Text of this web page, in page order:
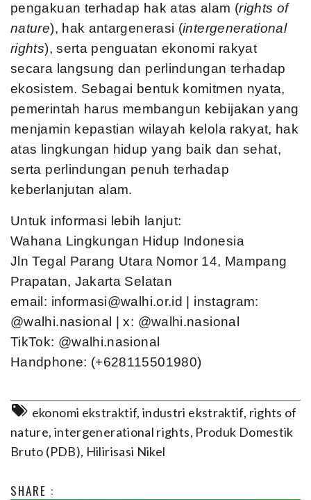
pengakuan terhadap hak atas alam (rights of
nature), hak antargenerasi (intergenerational
rights), serta penguatan ekonomi rakyat
secara langsung dan perlindungan terhadap
ekosistem. Sebagai bentuk komitmen nyata,
pemerintah harus membangun kebijakan yang
menjamin kepastian wilayah kelola rakyat, hak
atas lingkungan hidup yang baik dan sehat,
serta perlindungan penuh terhadap
keberlanjutan alam.
Untuk informasi lebih lanjut:
Wahana Lingkungan Hidup Indonesia
Jln Tegal Parang Utara Nomor 14, Mampang
Prapatan, Jakarta Selatan
email: informasi@walhi.or.id
| instagram:
@walhi.nasional | x: @walhi.nasional
TikTok: @walhi.nasional
Handphone: (+628115501980)
ekonomi ekstraktif, industri ekstraktif, rights of
nature, intergenerational rights, Produk Domestik
Bruto (PDB), Hilirisasi Nikel
SHARE :